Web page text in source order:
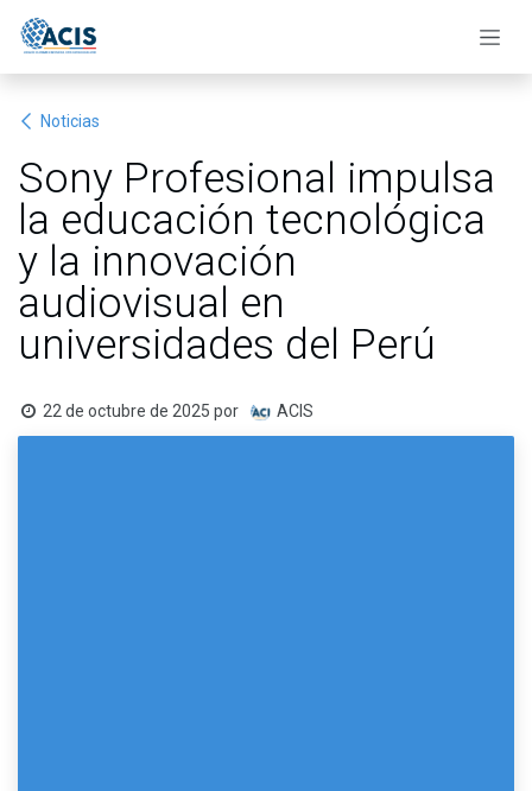
Noticias
Sony Profesional impulsa
la educación tecnológica
y la innovación
audiovisual en
universidades del Perú
22 de octubre de 2025 por ACIS